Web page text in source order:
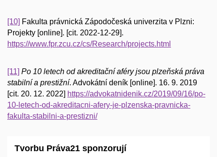
[10] Fakulta právnická Zápodočeská univerzita v Plzni:
Projekty [online]. [cit. 2022-12-29].
https://www.fpr.zcu.cz/cs/Research/projects.html
[11] Po 10 letech od akreditační aféry jsou plzeňská práva
stabilní a prestižní. Advokátní deník [online]. 16. 9. 2019
[cit. 20. 12. 2022] https://advokatnidenik.cz/2019/09/16/po-
10-letech-od-akreditacni-afery-je-plzenska-pravnicka-
fakulta-stabilni-a-prestizni/
Tvorbu Práva21 sponzorují